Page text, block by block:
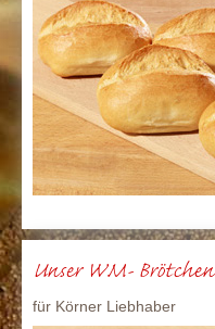
Unser WM- Brötchen
für Körner Liebhaber